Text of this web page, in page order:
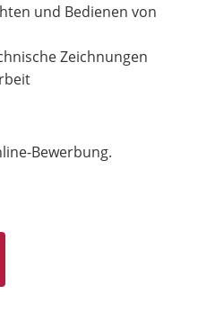
und Bedienen von
Zeichnungen
Bewerbung.